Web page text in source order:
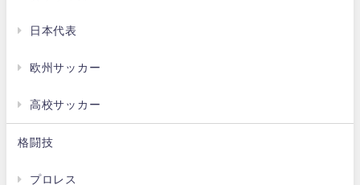
日本代表
欧州サッカー
高校サッカー
格闘技
プロレス